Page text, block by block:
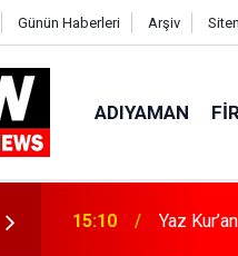
Günün Haberleri Arşiv
ADIYAMAN
15:04 Kahta’da